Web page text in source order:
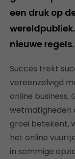
een druk op
nieuwe regels.
Succes trekt
vereenzelvigd
online business.
wetmatigheden
groei betekent,
het online
in sommige